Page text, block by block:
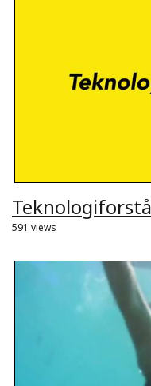
591 views